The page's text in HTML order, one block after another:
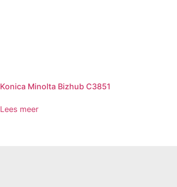
Konica Minolta Bizhub C3851
Lees meer